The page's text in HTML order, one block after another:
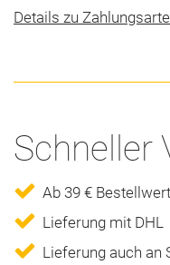
Details zu
Schneller
Ab 39 €
Lieferung mit DHL
Lieferung auch an